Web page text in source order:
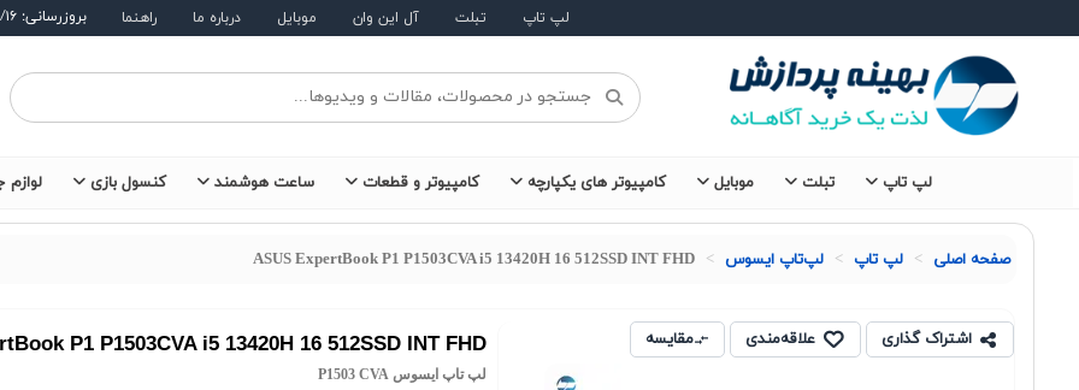
لپ تاپ تبلت آل این وان موبایل درباره ما راهنما بروزرسانی: ۱۴۰۵/۵/۱۶
لپ تاپ تبلت موبایل کامپیوتر های یکپارچه کامپیوتر و قطعات ساعت هوشمند کنسول بازی لوازم
صفحه اصلی لپ تاپ لپ‌تاپ ایسوس ASUS ExpertBook P1 P1503CVA i5 13420H 16 512SSD INT FHD
اشتراک گذاری علاقه‌مندی مقایسه P1 P1503CVA i5 13420H 16 512SSD INT FHD
لپ تاپ ایسوس P1503 CVA